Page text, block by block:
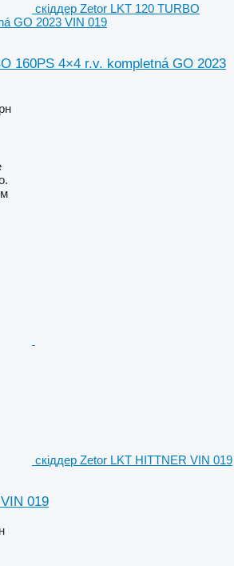
скіддер Zetor LKT 120 TURBO
GO 2023 VIN 019
160PS 4×4 r.v. kompletná GO 2023
скіддер Zetor LKT HITTNER VIN 019
019